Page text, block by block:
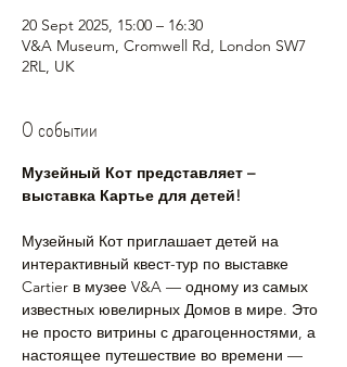
20 Sept 2025, 15:00 – 16:30
V&A Museum, Cromwell Rd, London SW7
2RL, UK
О событии
Музейный Кот представляет –
выставка Картье для детей!
Музейный Кот приглашает детей на
интерактивный квест-тур по выставке
Cartier в музее V&A — одному из самых
известных ювелирных Домов в мире. Это
не просто витрины с драгоценностями, а
настоящее путешествие во времени —